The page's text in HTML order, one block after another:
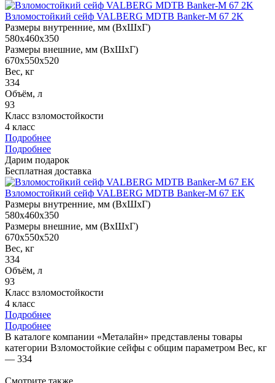
Взломостойкий сейф VALBERG MDTB Banker-M 67 2K
Размеры внутренние, мм (ВхШхГ)
580x460x350
Размеры внешние, мм (ВхШхГ)
670x550x520
Вес, кг
334
Объём, л
93
Класс взломостойкости
4 класс
Подробнее
Подробнее
Дарим подарок
Бесплатная доставка
Взломостойкий сейф VALBERG MDTB Banker-M 67 EK
Размеры внутренние, мм (ВхШхГ)
580x460x350
Размеры внешние, мм (ВхШхГ)
670x550x520
Вес, кг
334
Объём, л
93
Класс взломостойкости
4 класс
Подробнее
Подробнее
В каталоге компании «Металайн» представлены товары
категории Взломостойкие сейфы с общим параметром Вес, кг
— 334
Смотрите также